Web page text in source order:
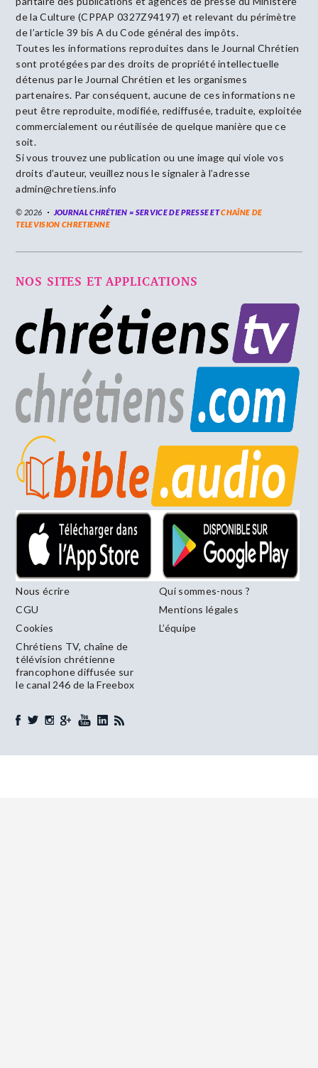
de la Culture (CPPAP 0327Z94197) et relevant du périmètre
de l’article 39 bis A du Code général des impôts.
Toutes les informations reproduites dans le Journal Chrétien
sont protégées par des droits de propriété intellectuelle
détenus par le Journal Chrétien et les organismes
partenaires. Par conséquent, aucune de ces informations ne
peut être reproduite, modifiée, rediffusée, traduite, exploitée
commercialement ou réutilisée de quelque manière que ce
soit.
Si vous trouvez une publication ou une image qui viole vos
droits d’auteur, veuillez nous le signaler à l’adresse
admin@chretiens.info
© 2026 JOURNAL CHRÉTIEN = SERVICE DE PRESSE ETCHAÎNE DE
TELEVISION CHRETIENNE
NOS SITES ET APPLICATIONS
Nous écrire
Qui sommes-nous ?
CGU
Mentions légales
Cookies
L’équipe
Chrétiens TV, chaîne de
télévision chrétienne
francophone diffusée sur
le canal 246 de la Freebox